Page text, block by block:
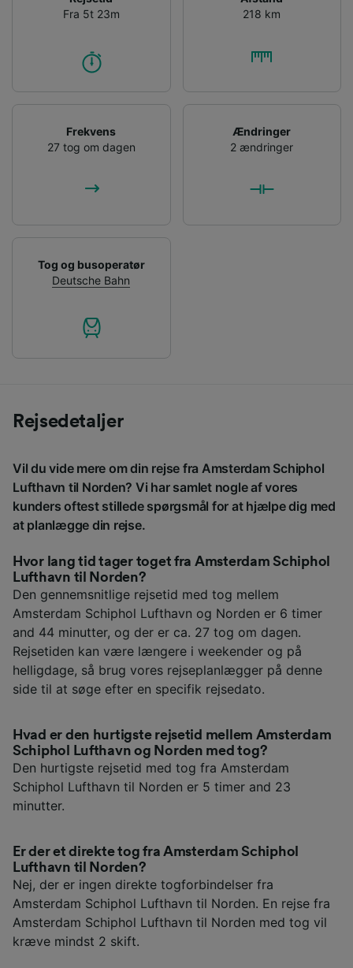
Fra 5t 23m
218 km
Frekvens
27 tog om dagen
Ændringer
2 ændringer
Tog og busoperatør
Deutsche Bahn
Rejsedetaljer
Vil du vide mere om din rejse fra Amsterdam Schiphol
Lufthavn til Norden? Vi har samlet nogle af vores
kunders oftest stillede spørgsmål for at hjælpe dig med
at planlægge din rejse.
Hvor lang tid tager toget fra Amsterdam Schiphol
Lufthavn til Norden?
Den gennemsnitlige rejsetid med tog mellem
Amsterdam Schiphol Lufthavn og Norden er 6 timer
and 44 minutter, og der er ca. 27 tog om dagen.
Rejsetiden kan være længere i weekender og på
helligdage, så brug vores rejseplanlægger på denne
side til at søge efter en specifik rejsedato.
Hvad er den hurtigste rejsetid mellem Amsterdam
Schiphol Lufthavn og Norden med tog?
Den hurtigste rejsetid med tog fra Amsterdam
Schiphol Lufthavn til Norden er 5 timer and 23
minutter.
Er der et direkte tog fra Amsterdam Schiphol
Lufthavn til Norden?
Nej, der er ingen direkte togforbindelser fra
Amsterdam Schiphol Lufthavn til Norden. En rejse fra
Amsterdam Schiphol Lufthavn til Norden med tog vil
kræve mindst 2 skift.